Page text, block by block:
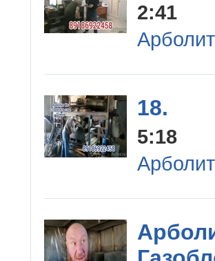
2:41
18.
5:18